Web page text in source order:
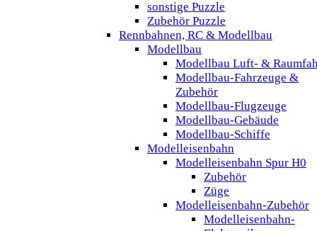
sonstige Puzzle
Zubehör Puzzle
Rennbahnen, RC & Modellbau
Modellbau
Modellbau Luft- &
Modellbau-Fahrzeuge &
Zubehör
Modellbau-Flugzeuge
Modellbau-Gebäude
Modellbau-Schiffe
Modelleisenbahn
Modelleisenbahn Spur H0
Zubehör
Züge
Modelleisenbahn-Zubehör
Modelleisenbahn-